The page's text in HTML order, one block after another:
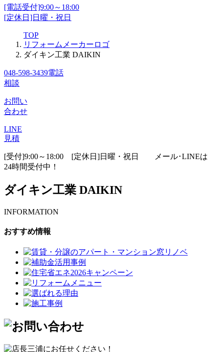
[電話受付]9:00～18:00
[定休日]日曜・祝日
TOP
リフォームメーカーロゴ
ダイキン工業 DAIKIN
048-598-3439電話
相談
お問い
合わせ
LINE
見積
[受付]9:00～18:00 [定休日]日曜・祝日
メール･LINEは
24時間受付中！
ダイキン工業 DAIKIN
INFORMATION
おすすめ情報